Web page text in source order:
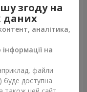
"Ми та літо"
грн
згоду на
даних
аналітика,
на
файли
буде доступна